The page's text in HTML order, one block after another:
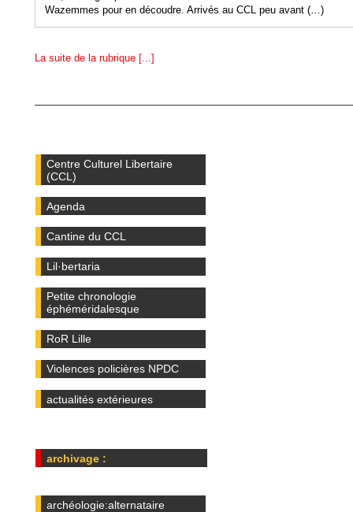
Wazemmes pour en découdre. Arrivés au CCL peu avant (…)
La suite de la rubrique [...]
Centre Culturel Libertaire
(CCL)
Agenda
Cantine du CCL
Lil·bertaria
Petite chronologie
éphéméridalesque
RoR Lille
Violences policières NPDC
actualités extérieures
archivage :
archéologie:alternataire